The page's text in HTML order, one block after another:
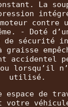
La
contre
- Doté
de sécurité
accidentel
lorsqu’il
utilisé.
espace de
votre